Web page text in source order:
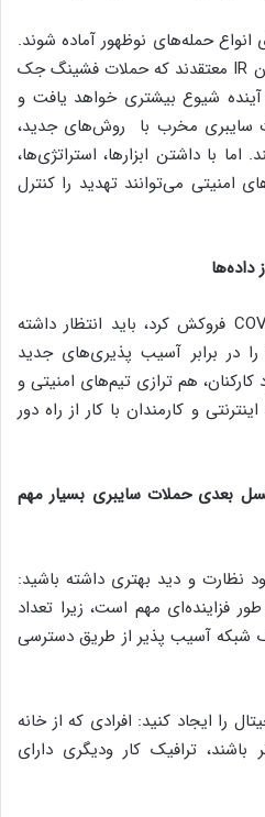
انواع حمله‌های نوظهور آماده شوند.
به عنوان مثال‌، ۴۲٪ از متخصصان IR معتقدند که حملات فشینگ جک
احتمال زیاد‌ در ۱۲ ماه آینده شیوع بیشتری خواهد یافت و
سایبری مخرب با روش‌های جدید‌،
با داشتن ابزارها‌، استراتژی‌ها‌،
امنیتی می‌توانند تهدید را کنترل
داده‌ها
همانطور که شوک اولیه COVID-19 فروکش کرد‌، باید انتظار داشته
در برابر آسیب پذیری‌های جدید
هم ترازی تیم‌های امنیتی و
و کارمندان با کار از راه دور
نسل بعدی حملات سایبری بسیار مهم
و دید بهتری داشته باشید:
فزاینده‌ای مهم است‌، زیرا تعداد
شبکه‌ آسیب پذیر از طریق دسترسی
ایجاد کنید: افرادی که از خانه
باشند‌، ترافیک کار ودیگری دارای